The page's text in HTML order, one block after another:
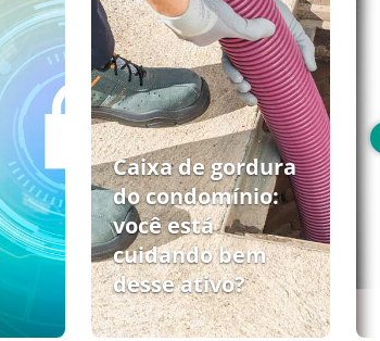
Caixa de gordura
do condomínio:
você está
cuidando bem
desse ativo?